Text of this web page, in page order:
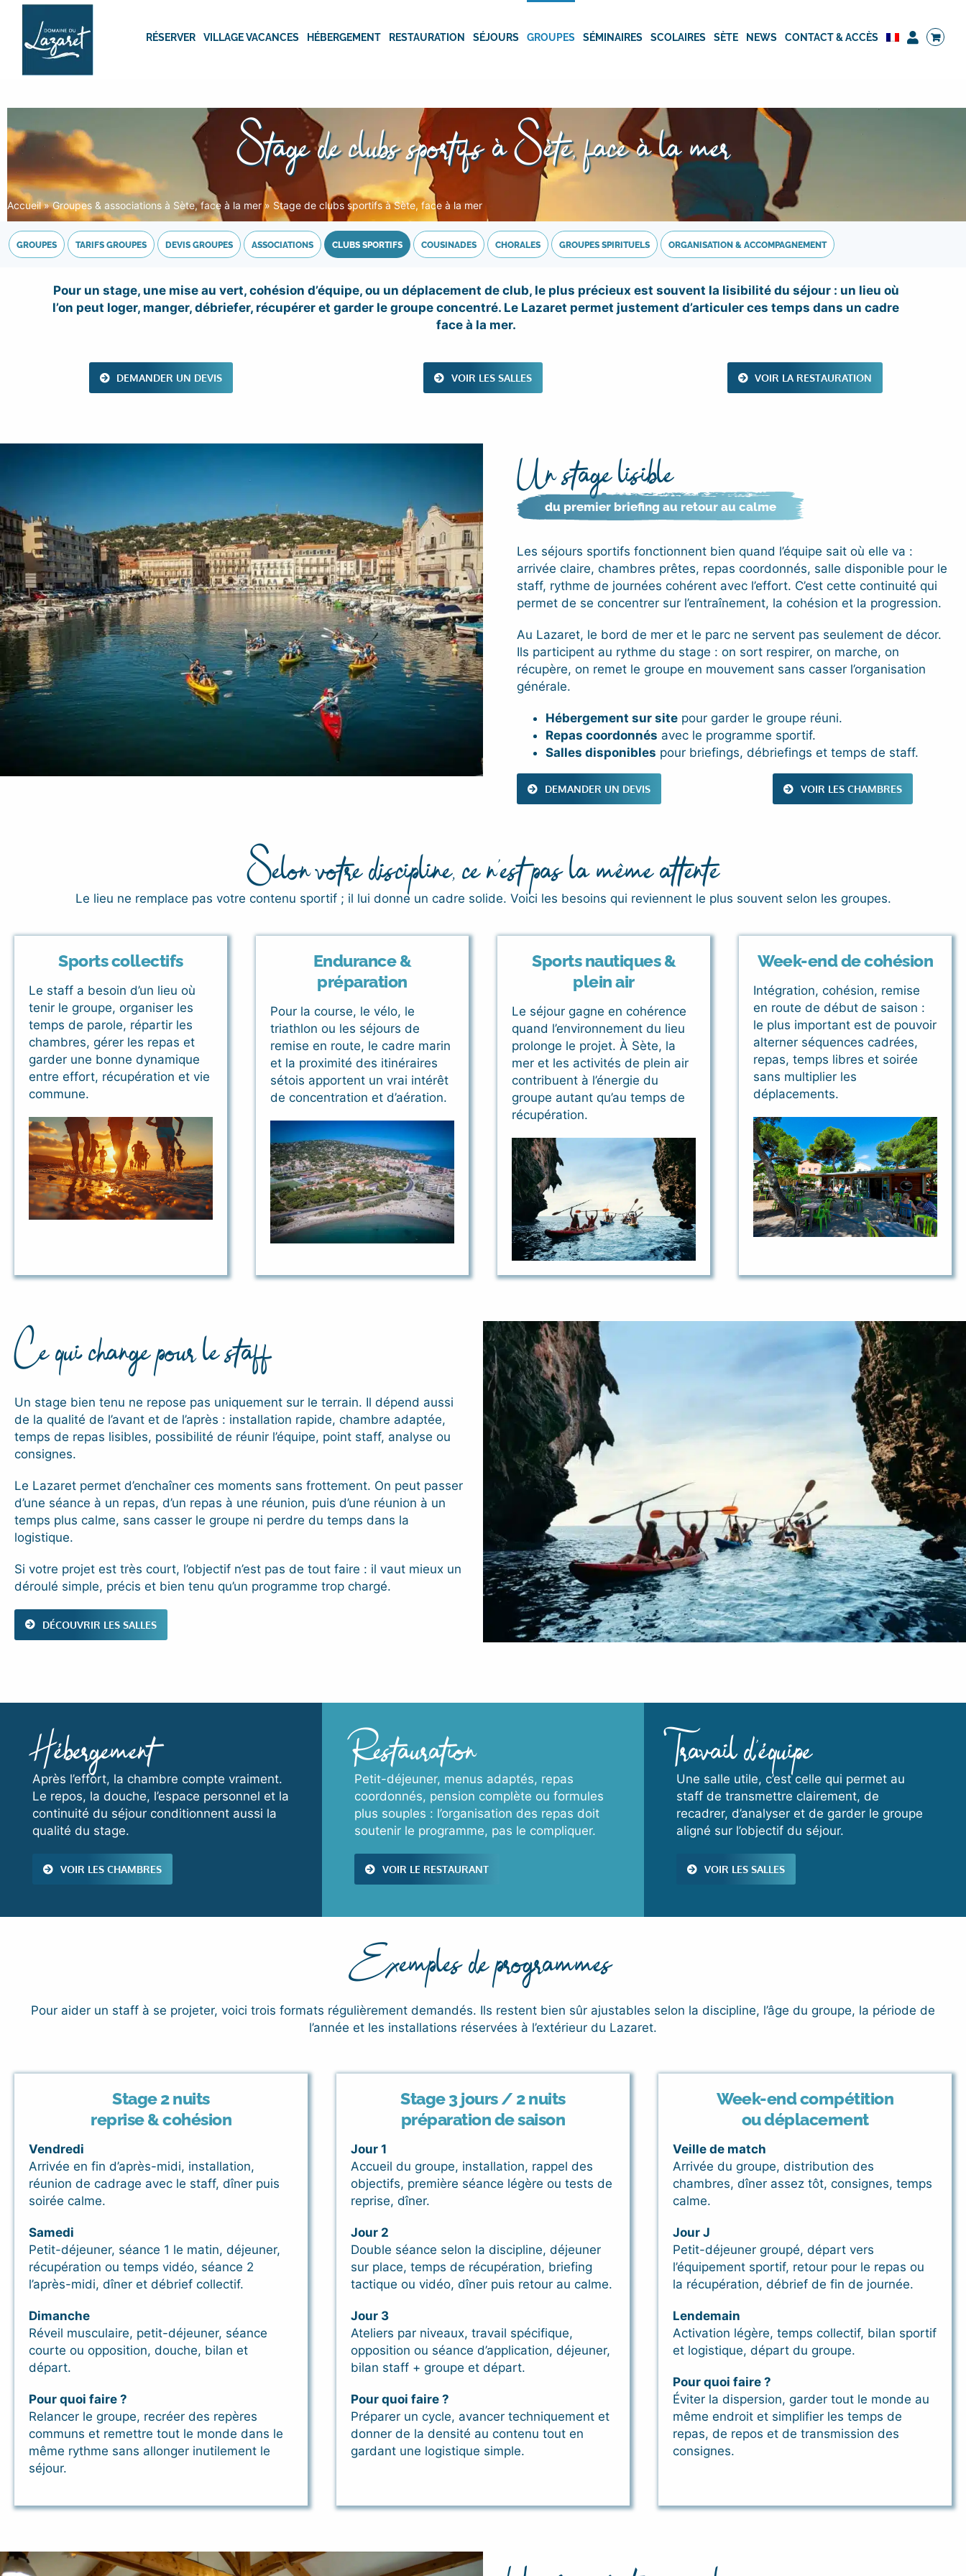
Passer
contenu
RÉSERVER VILLAGE VACANCES HÉBERGEMENT RESTAURATION SÉJOURS GROUPES SÉMINAIRES SCOLAIRES SÈTE NEWS CONTACT & ACCÈS
Stage de clubs sportifs à Sète, face à la mer
Accueil»Groupes & associations à Sète, face à la mer» Stage de clubs sportifs à Sète, face à la mer
GROUPES TARIFS GROUPES DEVIS GROUPES ASSOCIATIONS CLUBS SPORTIFS COUSINADES CHORALES GROUPES SPIRITUELS ORGANISATION & ACCOMPAGNEMENT
Pour un stage, une mise au vert, cohésion d’équipe, ou un déplacement de club, le plus précieux est souvent la lisibilité du séjour : un lieu où
l’on peut loger, manger, débriefer, récupérer et garder le groupe concentré. Le Lazaret permet justement d’articuler ces temps dans un cadre
face à la mer.
DEMANDER UN DEVIS VOIR LES SALLES VOIR LA RESTAURATION
Un stage lisible
du premier briefing au retour au calme
Les séjours sportifs fonctionnent bien quand l’équipe sait où elle va :
arrivée claire, chambres prêtes, repas coordonnés, salle disponible pour le
staff, rythme de journées cohérent avec l’effort. C’est cette continuité qui
permet de se concentrer sur l’entraînement, la cohésion et la progression.
Au Lazaret, le bord de mer et le parc ne servent pas seulement de décor.
Ils participent au rythme du stage : on sort respirer, on marche, on
récupère, on remet le groupe en mouvement sans casser l’organisation
générale.
Hébergement sur site pour garder le groupe réuni.
Repas coordonnés avec le programme sportif.
Salles disponibles pour briefings, débriefings et temps de staff.
DEMANDER UN DEVIS VOIR LES CHAMBRES
Selon votre discipline, ce n’est pas la même attente
Le lieu ne remplace pas votre contenu sportif ; il lui donne un cadre solide. Voici les besoins qui reviennent le plus souvent selon les groupes.
Sports collectifs
Le staff a besoin d’un lieu où
tenir le groupe, organiser les
temps de parole, répartir les
chambres, gérer les repas et
garder une bonne dynamique
entre effort, récupération et vie
commune.
Endurance &
préparation
Pour la course, le vélo, le
triathlon ou les séjours de
remise en route, le cadre marin
et la proximité des itinéraires
sétois apportent un vrai intérêt
de concentration et d’aération.
Sports nautiques &
plein air
Le séjour gagne en cohérence
quand l’environnement du lieu
prolonge le projet. À Sète, la
mer et les activités de plein air
contribuent à l’énergie du
groupe autant qu’au temps de
récupération.
Week-end de cohésion
Intégration, cohésion, remise
en route de début de saison :
le plus important est de pouvoir
alterner séquences cadrées,
repas, temps libres et soirée
sans multiplier les
déplacements.
Ce qui change pour le staff
Un stage bien tenu ne repose pas uniquement sur le terrain. Il dépend aussi
de la qualité de l’avant et de l’après : installation rapide, chambre adaptée,
temps de repas lisibles, possibilité de réunir l’équipe, point staff, analyse ou
consignes.
Le Lazaret permet d’enchaîner ces moments sans frottement. On peut passer
d’une séance à un repas, d’un repas à une réunion, puis d’une réunion à un
temps plus calme, sans casser le groupe ni perdre du temps dans la
logistique.
Si votre projet est très court, l’objectif n’est pas de tout faire : il vaut mieux un
déroulé simple, précis et bien tenu qu’un programme trop chargé.
DÉCOUVRIR LES SALLES
Hébergement
Après l’effort, la chambre compte vraiment.
Le repos, la douche, l’espace personnel et la
continuité du séjour conditionnent aussi la
qualité du stage.
VOIR LES CHAMBRES
Restauration
Petit-déjeuner, menus adaptés, repas
coordonnés, pension complète ou formules
plus souples : l’organisation des repas doit
soutenir le programme, pas le compliquer.
VOIR LE RESTAURANT
Travail d’équipe
Une salle utile, c’est celle qui permet au
staff de transmettre clairement, de
recadrer, d’analyser et de garder le groupe
aligné sur l’objectif du séjour.
VOIR LES SALLES
Exemples de programmes
Pour aider un staff à se projeter, voici trois formats régulièrement demandés. Ils restent bien sûr ajustables selon la discipline, l’âge du groupe, la période de
l’année et les installations réservées à l’extérieur du Lazaret.
Stage 2 nuits
reprise & cohésion
Vendredi
Arrivée en fin d’après-midi, installation,
réunion de cadrage avec le staff, dîner puis
soirée calme.
Samedi
Petit-déjeuner, séance 1 le matin, déjeuner,
récupération ou temps vidéo, séance 2
l’après-midi, dîner et débrief collectif.
Dimanche
Réveil musculaire, petit-déjeuner, séance
courte ou opposition, douche, bilan et
départ.
Pour quoi faire ?
Relancer le groupe, recréer des repères
communs et remettre tout le monde dans le
même rythme sans allonger inutilement le
séjour.
Stage 3 jours / 2 nuits
préparation de saison
Jour 1
Accueil du groupe, installation, rappel des
objectifs, première séance légère ou tests de
reprise, dîner.
Jour 2
Double séance selon la discipline, déjeuner
sur place, temps de récupération, briefing
tactique ou vidéo, dîner puis retour au calme.
Jour 3
Ateliers par niveaux, travail spécifique,
opposition ou séance d’application, déjeuner,
bilan staff + groupe et départ.
Pour quoi faire ?
Préparer un cycle, avancer techniquement et
donner de la densité au contenu tout en
gardant une logistique simple.
Week-end compétition
ou déplacement
Veille de match
Arrivée du groupe, distribution des
chambres, dîner assez tôt, consignes, temps
calme.
Jour J
Petit-déjeuner groupé, départ vers
l’équipement sportif, retour pour le repas ou
la récupération, débrief de fin de journée.
Lendemain
Activation légère, temps collectif, bilan sportif
et logistique, départ du groupe.
Pour quoi faire ?
Éviter la dispersion, garder tout le monde au
même endroit et simplifier les temps de
repas, de repos et de transmission des
consignes.